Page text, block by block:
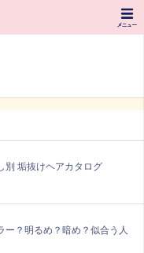
別 垢抜けヘアカタログ
ー？明るめ？暗め？似合う人